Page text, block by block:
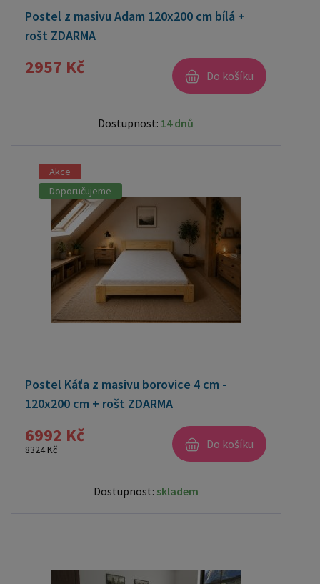
Postel z masivu Adam 120x200 cm bílá +
rošt ZDARMA
2957 Kč Do košíku
Dostupnost: 14 dnů
Akce
Doporučujeme
Postel Káťa z masivu borovice 4 cm -
120x200 cm + rošt ZDARMA
6992 Kč
8324 Kč Do košíku
Dostupnost: skladem